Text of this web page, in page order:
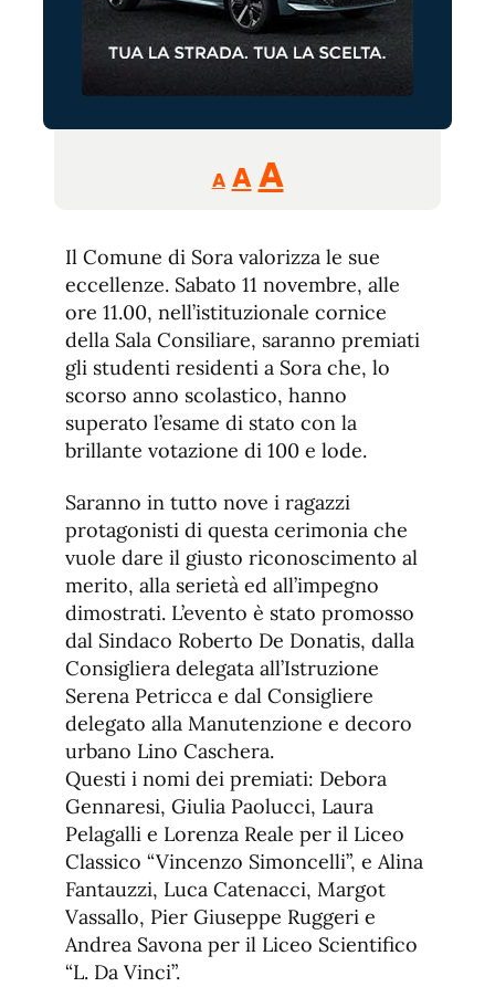
A
Reducir
tamaño
A Restablecer
de
fuente
AAumentar
de
fuente.
Il Comune di Sora valorizza le sue
eccellenze. Sabato 11 novembre, alle
ore 11.00, nell’istituzionale cornice
della Sala Consiliare, saranno premiati
gli studenti residenti a Sora che, lo
scorso anno scolastico, hanno
superato l’esame di stato con la
brillante votazione di 100 e lode.
Saranno in tutto nove i ragazzi
protagonisti di questa cerimonia che
vuole dare il giusto riconoscimento al
merito, alla serietà ed all’impegno
dimostrati. L’evento è stato promosso
dal Sindaco Roberto De Donatis, dalla
Consigliera delegata all’Istruzione
Serena Petricca e dal Consigliere
delegato alla Manutenzione e decoro
urbano Lino Caschera.
Questi i nomi dei premiati: Debora
Gennaresi, Giulia Paolucci, Laura
Pelagalli e Lorenza Reale per il Liceo
Classico “Vincenzo Simoncelli”, e Alina
Fantauzzi, Luca Catenacci, Margot
Vassallo, Pier Giuseppe Ruggeri e
Andrea Savona per il Liceo Scientifico
“L. Da Vinci”.